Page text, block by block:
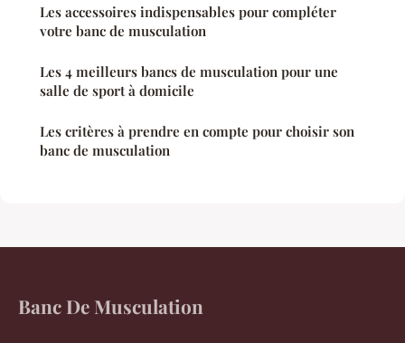
Les accessoires indispensables pour compléter
votre banc de musculation
Les 4 meilleurs bancs de musculation pour une
salle de sport à domicile
Les critères à prendre en compte pour choisir son
banc de musculation
Banc De Musculation